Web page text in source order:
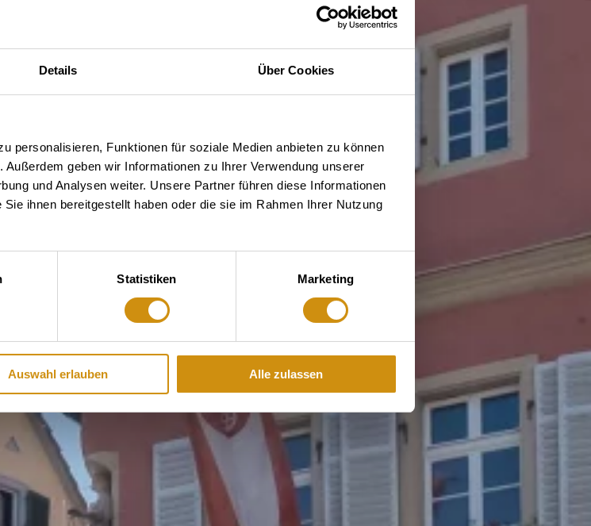
Details Über Cookies
personalisieren, Funktionen für soziale Medien anbieten zu können
geben wir Informationen zu Ihrer Verwendung unserer
und Analysen weiter. Unsere Partner führen diese Informationen
ihnen bereitgestellt haben oder die sie im Rahmen Ihrer Nutzung
Statistiken Marketing
Auswahl erlauben Alle zulassen